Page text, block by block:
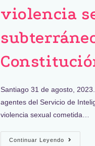
violencia
Santiago 31 de agosto,
agentes del Servicio de
violencia sexual cometida…
Continuar Leyendo